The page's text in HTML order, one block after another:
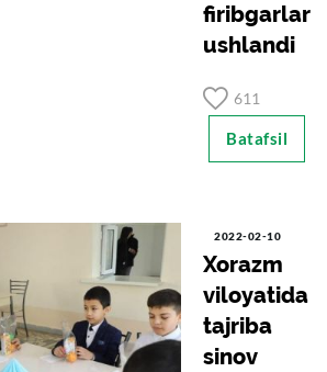
firibgarlar
ushlandi
611
Batafsil
2022-02-10
Xorazm
viloyatida
tajriba
sinov